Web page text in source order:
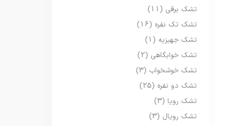
تشک برقی (11)
تشک تک نفره (16)
تشک جهیزیه (1)
تشک خوابگاهی (2)
تشک خوشخواب (3)
تشک دو نفره (25)
تشک رویا (3)
تشک رویال (3)